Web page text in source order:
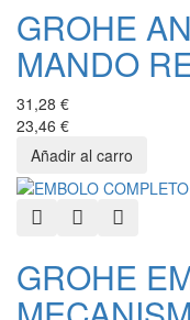
GROHE
MANDO
31,28 €
23,46 €
Quick ViewAdd to Wishlist
GROHE